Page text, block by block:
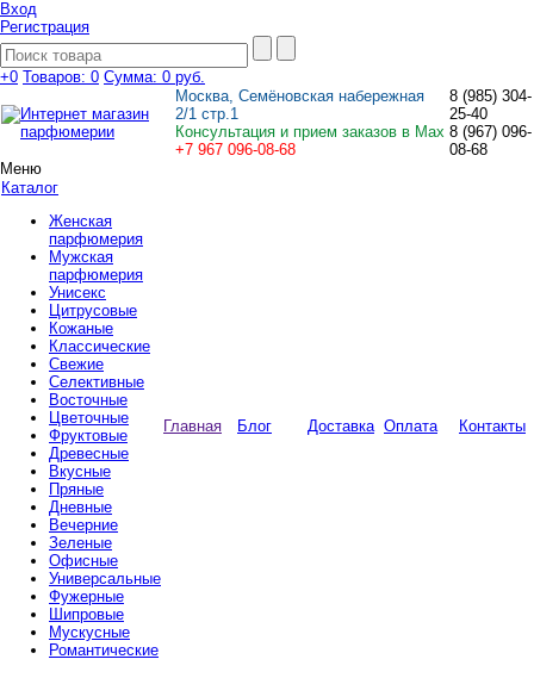
Вход
Регистрация
+0 Товаров: 0 Сумма: 0 руб.
Москва, Семёновская набережная
2/1 стр.1
Консультация и прием заказов в Max
+7 967 096-08-68
8 (985) 304-
25-40
8 (967) 096-
08-68
Меню
Каталог
Женская
парфюмерия
Мужская
парфюмерия
Унисекс
Цитрусовые
Кожаные
Классические
Свежие
Селективные
Восточные
Цветочные
Фруктовые
Древесные
Вкусные
Пряные
Дневные
Вечерние
Зеленые
Офисные
Универсальные
Фужерные
Шипровые
Мускусные
Романтические
Главная Блог Доставка Оплата Контакты